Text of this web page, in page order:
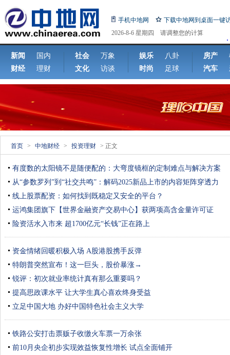
手机中地网
下载中地网到桌面一键
2026-8-6 星期四 请调整您的计算
机日期!
新闻
国内
财经
理财
社会
万象
文化
访谈
娱乐
八卦
时尚
足球
房产
汽车
首页 > 中地财经 > 投资理财 > 正文
有度数的太阳镜不是随便配的：大弯度镜框的定制难点与解决方案
从“参数罗列”到“社交共鸣”：解码2025新品上市的内容矩阵穿透力
线上股票配资：如何找到既稳定又安全的平台？
运鸿集团旗下【世界金融资产交易中心】获两项高含金量许可证
险资活水入市来 超1700亿元“长钱”正在路上
资金情绪回暖积极入场 A股港股携手反弹
特朗普突然宣布！这一巨头，股价暴涨→
锐评：初次就业率统计真有那么重要吗？
提高思政课水平 让大学生真心喜欢终身受益
立足中国大地 办好中国特色社会主义大学
铁路公安打击票贩子收缴火车票一万余张
前10月央企初步实现效益恢复性增长 试点全面铺开